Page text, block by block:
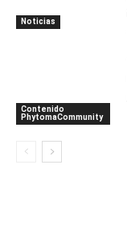
Noticias
Contenido
PhytomaCommunity